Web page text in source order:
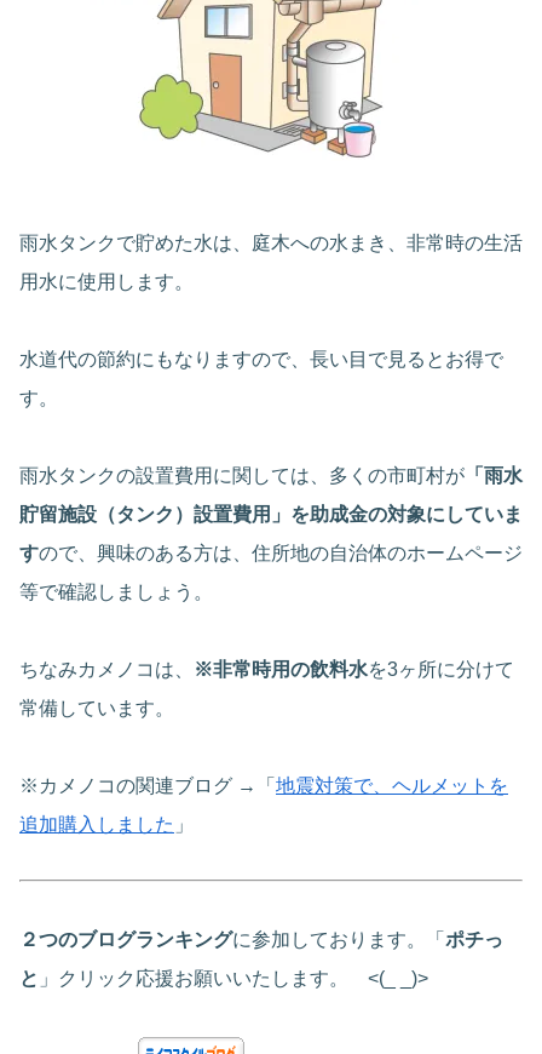
雨水タンクで貯めた水は、庭木への水まき、非常時の生活
用水に使用します。
水道代の節約にもなりますので、長い目で見るとお得で
す。
雨水タンクの設置費用に関しては、多くの市町村が 「雨水
貯留施設（タンク）設置費用」を助成金の対象にしていま
すので、興味のある方は、住所地の自治体のホームページ
等で確認しましょう。
ちなみカメノコは、 ※非常時用の飲料水を3ヶ所に分けて
常備しています。
※カメノコの関連ブログ →「 地震対策で、ヘルメットを
追加購入しました 」
２つのブログランキングに参加しております。「 ポチっ
と 」クリック応援お願いいたします。 <(_ _)>